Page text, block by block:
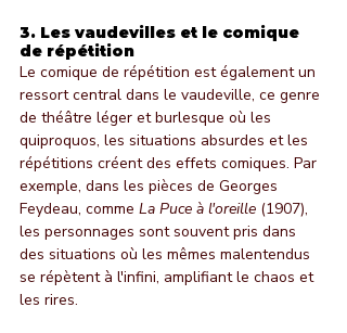
3. Les vaudevilles et le comique
de répétition
Le comique de répétition est également un
ressort central dans le vaudeville, ce genre
de théâtre léger et burlesque où les
quiproquos, les situations absurdes et les
répétitions créent des effets comiques. Par
exemple, dans les pièces de Georges
Feydeau, comme La Puce à l'oreille (1907),
les personnages sont souvent pris dans
des situations où les mêmes malentendus
se répètent à l'infini, amplifiant le chaos et
les rires.